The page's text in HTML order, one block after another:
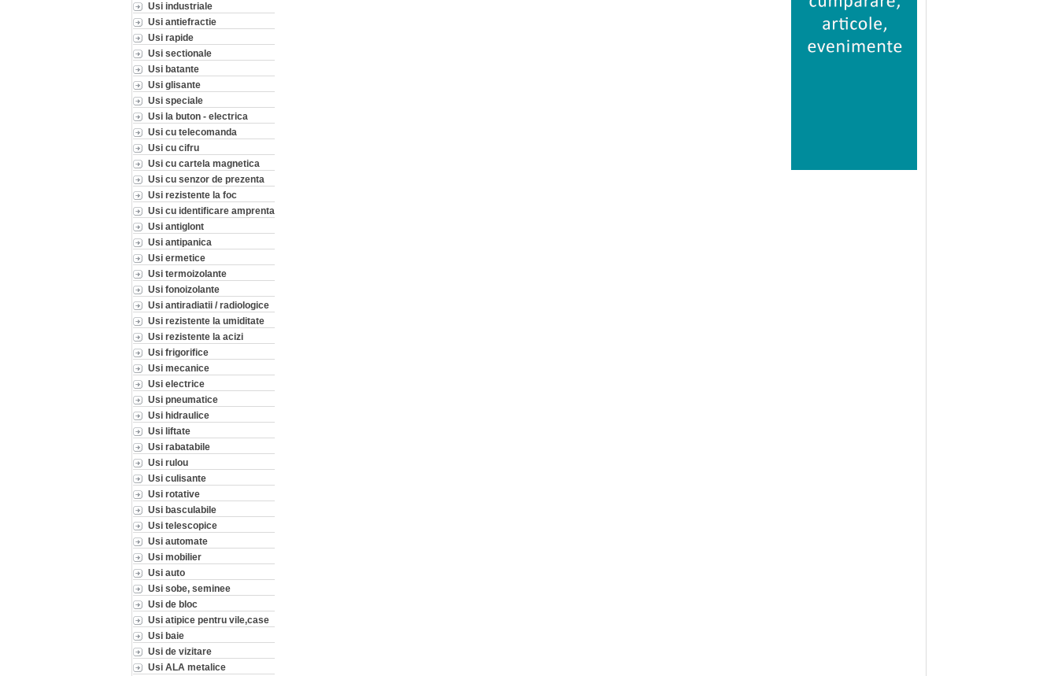
Usi industriale
Usi antiefractie
Usi rapide
Usi sectionale
Usi batante
Usi glisante
Usi speciale
Usi la buton - electrica
Usi cu telecomanda
Usi cu cifru
Usi cu cartela magnetica
Usi cu senzor de prezenta
Usi rezistente la foc
Usi cu identificare amprenta
Usi antiglont
Usi antipanica
Usi ermetice
Usi termoizolante
Usi fonoizolante
Usi antiradiatii / radiologice
Usi rezistente la umiditate
Usi rezistente la acizi
Usi frigorifice
Usi mecanice
Usi electrice
Usi pneumatice
Usi hidraulice
Usi liftate
Usi rabatabile
Usi rulou
Usi culisante
Usi rotative
Usi basculabile
Usi telescopice
Usi automate
Usi mobilier
Usi auto
Usi sobe, seminee
Usi de bloc
Usi atipice pentru vile,case
Usi baie
Usi de vizitare
Usi ALA metalice